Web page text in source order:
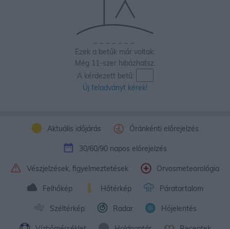
Aktuális időjárás Óránkénti előrejelzés
30/60/90 napos előrejelzés
Vészjelzések, figyelmeztetések Orvosmeteorológia
Felhőkép Hőtérkép Páratartalom
Széltérkép Radar Hójelentés
Ezek a betűk már voltak:
Még 11-szer hibázhatsz.
A kérdezett betű:
Új feladványt kérek!